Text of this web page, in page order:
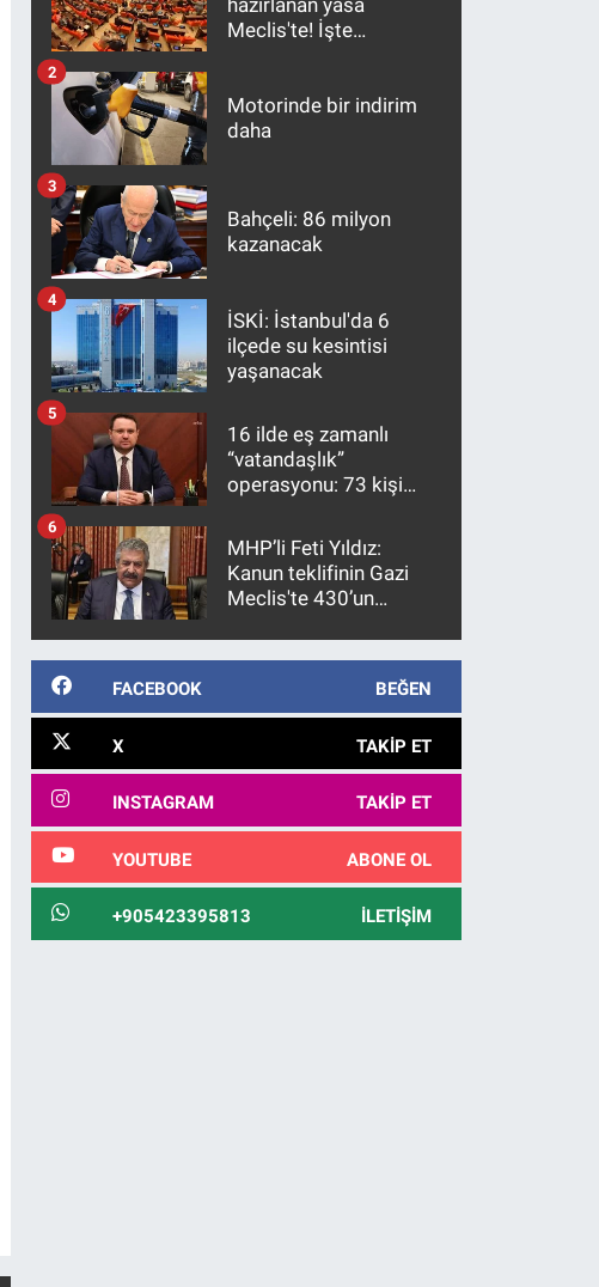
Meclis'te! İşte
Motorinde bir indirim
daha
2
Bahçeli: 86 milyon
kazanacak
3
İSKİ: İstanbul'da 6
ilçede su kesintisi
yaşanacak
4
16 ilde eş zamanlı
“vatandaşlık”
operasyonu: 73 kişi
5
MHP’li Feti Yıldız:
Kanun teklifinin Gazi
Meclis'te 430’un
kanunlaşacağı
6
FACEBOOK BEĞEN
X TAKIP ET
INSTAGRAM TAKIP ET
YOUTUBE ABONE OL
+905423395813 İLETIŞIM